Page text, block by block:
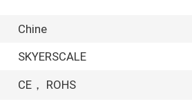
Chine
SKYERSCALE
CE， ROHS